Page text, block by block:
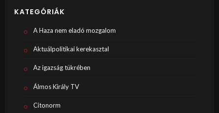
KATEGÓRIÁK
A Haza nem eladó mozgalom
Aktuálpolitikai kerekasztal
Az igazság tükrében
Álmos Király TV
Citonorm